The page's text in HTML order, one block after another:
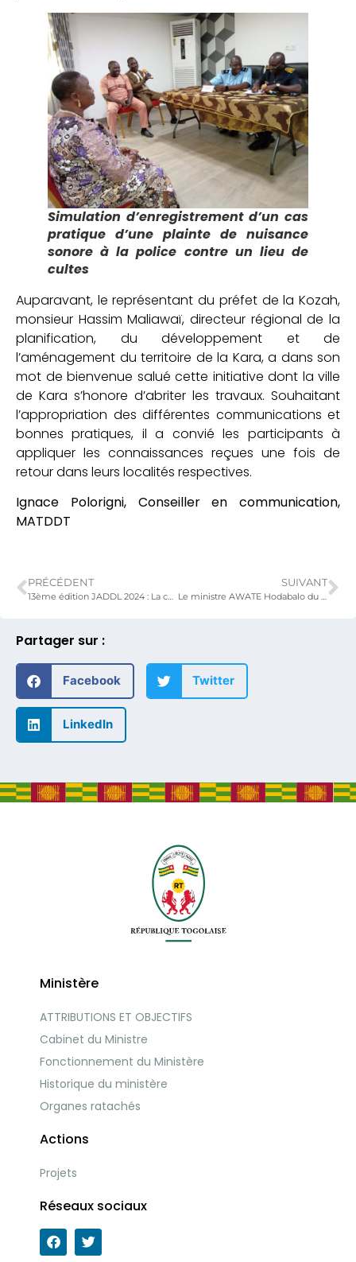
Partager sur :
Facebook Twitter
LinkedIn
Simulation d’enregistrement d’un cas
pratique d’une plainte de nuisance
sonore à la police contre un lieu de
cultes
Auparavant, le représentant du préfet de la Kozah,
monsieur Hassim Maliawaï, directeur régional de la
planification, du développement et de
l’aménagement du territoire de la Kara, a dans son
mot de bienvenue salué cette initiative dont la ville
de Kara s’honore d’abriter les travaux. Souhaitant
l’appropriation des différentes communications et
bonnes pratiques, il a convié les participants à
appliquer les connaissances reçues une fois de
retour dans leurs localités respectives.
Ignace Polorigni, Conseiller en communication,
MATDDT
PRÉCÉDENT SUIVANT
Ministère
ATTRIBUTIONS ET OBJECTIFS
Cabinet du Ministre
Fonctionnement du Ministère
Historique du ministère
Organes ratachés
Actions
Projets
Réseaux sociaux